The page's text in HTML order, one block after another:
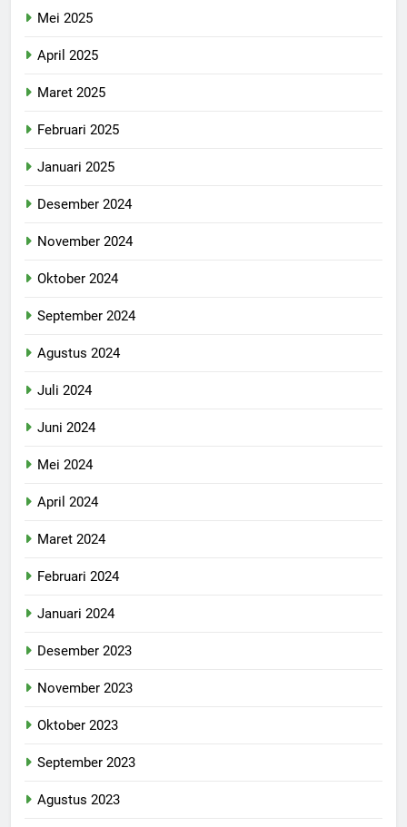
Mei 2025
April 2025
Maret 2025
Februari 2025
Januari 2025
Desember 2024
November 2024
Oktober 2024
September 2024
Agustus 2024
Juli 2024
Juni 2024
Mei 2024
April 2024
Maret 2024
Februari 2024
Januari 2024
Desember 2023
November 2023
Oktober 2023
September 2023
Agustus 2023